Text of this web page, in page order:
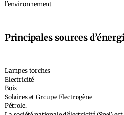
l’environnement
Principales sources
Lampes torches
Electricité
Bois
Solaires et Groupe Electrogène
Pétrole.